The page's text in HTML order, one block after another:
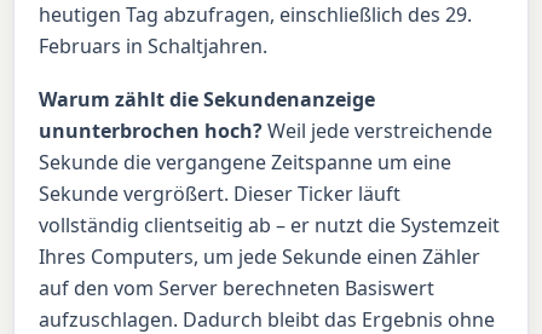
heutigen Tag abzufragen, einschließlich des 29.
Februars in Schaltjahren.
Warum zählt die Sekundenanzeige
ununterbrochen hoch?Weil jede verstreichende
Sekunde die vergangene Zeitspanne um eine
Sekunde vergrößert. Dieser Ticker läuft
vollständig clientseitig ab – er nutzt die Systemzeit
Ihres Computers, um jede Sekunde einen Zähler
auf den vom Server berechneten Basiswert
aufzuschlagen. Dadurch bleibt das Ergebnis ohne